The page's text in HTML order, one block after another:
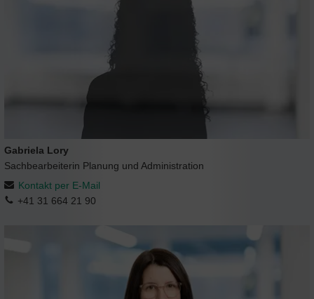
Gabriela Lory
Sachbearbeiterin Planung und Administration
Kontakt per E-Mail
+41 31 664 21 90